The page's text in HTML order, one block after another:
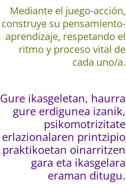
Mediante el juego-acción,
construye su pensamiento-
aprendizaje, respetando el
ritmo y proceso vital de
cada uno/a.
Gure ikasgeletan, haurra
gure erdigunea izanik,
psikomotrizitate
erlazionalaren printzipio
praktikoetan oinarritzen
gara eta ikasgelara
eraman ditugu.